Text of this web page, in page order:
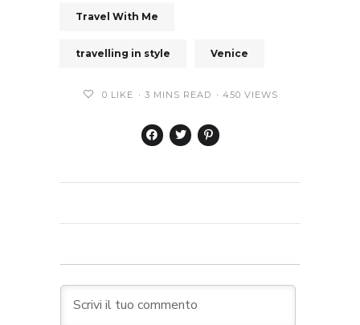
Travel With Me
travelling in style Venice
0 LIKE 3 MINS READ 450 VIEWS